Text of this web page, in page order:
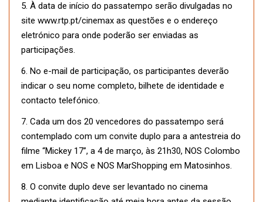
5. À data de início do passatempo serão divulgadas no
site www.rtp.pt/cinemax as questões e o endereço
eletrónico para onde poderão ser enviadas as
participações.
6. No e-mail de participação, os participantes deverão
indicar o seu nome completo, bilhete de identidade e
contacto telefónico.
7. Cada um dos 20 vencedores do passatempo será
contemplado com um convite duplo para a antestreia do
filme “Mickey 17”, a 4 de março, às 21h30, NOS Colombo
em Lisboa e NOS e NOS MarShopping em Matosinhos.
8. O convite duplo deve ser levantado no cinema